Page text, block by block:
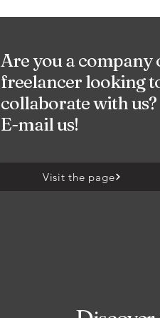
Are you a company
freelancer looking
collaborate with us?
E-mail us!
Visit the page